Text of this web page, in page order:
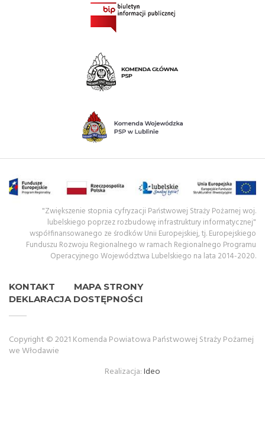
KONTAKT
MAPA STRONY
DEKLARACJA DOSTĘPNOŚCI
Copyright © 2021 Komenda Powiatowa Państwowej Straży Pożarnej
we Włodawie
Realizacja:Ideo
"Zwiększenie stopnia cyfryzacji Państwowej Straży Pożarnej woj.
lubelskiego poprzez rozbudowę infrastruktury informatycznej"
współfinansowanego ze środków Unii Europejskiej, tj. Europejskiego
Funduszu Rozwoju Regionalnego w ramach Regionalnego Programu
Operacyjnego Województwa Lubelskiego na lata 2014-2020.